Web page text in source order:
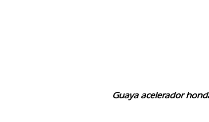
Guaya acelerador